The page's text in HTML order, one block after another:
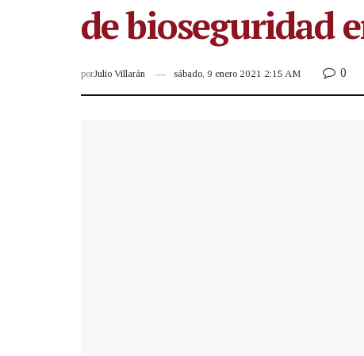
de bioseguridad
porJulio Villarán sábado, 9 enero 2021 2:15 AM 0